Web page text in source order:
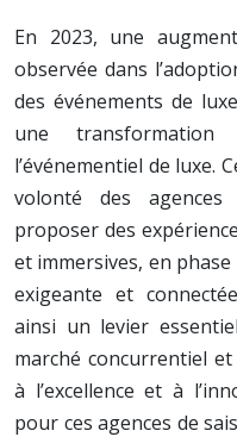
En 2023, une
observée dans
des événements de
une
l’événementiel de luxe.
volonté des
proposer des
et immersives, en phase
exigeante et
ainsi un levier
marché concurrentiel
à l’excellence et à
pour ces agences de